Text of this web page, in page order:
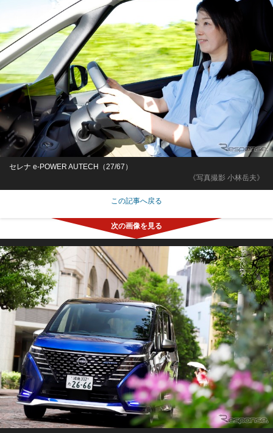
《写真撮影 小林岳夫》
セレナ e-POWER AUTECH（27/67）
この記事へ戻る